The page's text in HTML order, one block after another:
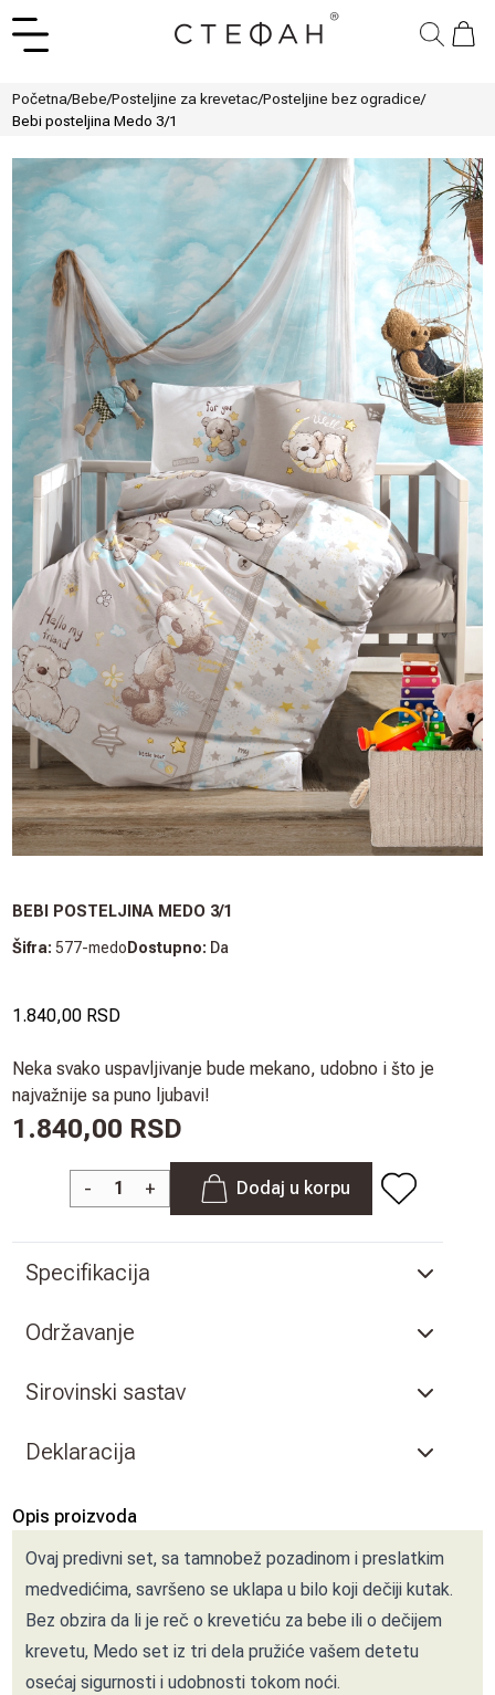
Početna/Bebe/Posteljine za krevetac/Posteljine bez ogradice/
Bebi posteljina Medo 3/1
BEBI POSTELJINA MEDO 3/1
Šifra: 577-medo Dostupno: Da
1.840,00 RSD
Neka svako uspavljivanje bude mekano, udobno i što je
najvažnije sa puno ljubavi!
1.840,00 RSD
- + Dodaj u korpu
Specifikacija
Održavanje
Sirovinski sastav
Deklaracija
Opis proizvoda
Ovaj predivni set, sa tamnobež pozadinom i preslatkim
medvedićima, savršeno se uklapa u bilo koji dečiji kutak.
Bez obzira da li je reč o krevetiću za bebe ili o dečijem
krevetu, Medo set iz tri dela pružiće vašem detetu
osećaj sigurnosti i udobnosti tokom noći.